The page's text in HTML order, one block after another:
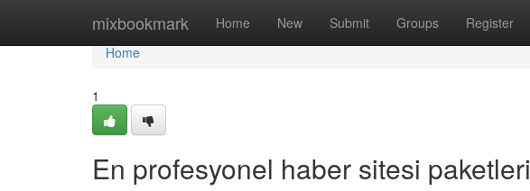
mixbookmark Home New Submit Groups Register
Home
Home
1
En profesyonel haber sitesi paketleri